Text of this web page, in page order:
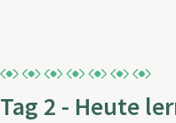
Tag 2 - Heute